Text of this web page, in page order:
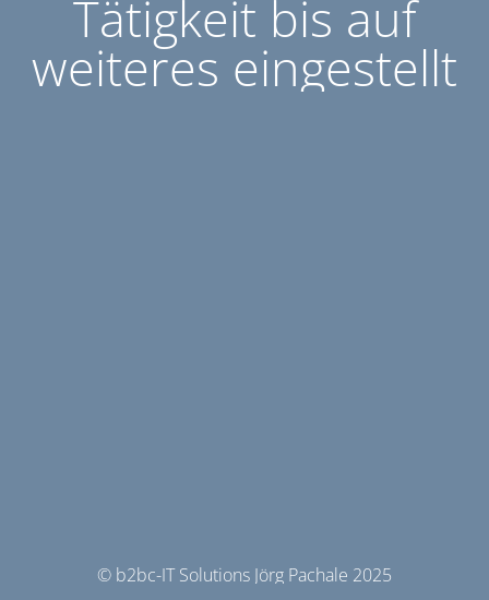
Tätigkeit bis auf
weiteres eingestellt
© b2bc-IT Solutions Jörg Pachale 2025